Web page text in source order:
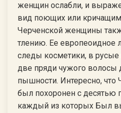
женщин ослабли, и
вид поющих или
Черченской женщины
тлению. Ее европеоидное
следы косметики, в
две пряди чужого волосы
пышности. Интересно, что
был похоронен с десятью
каждый из которых Был